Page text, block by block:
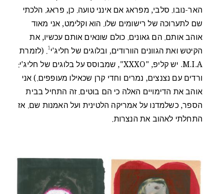
האר-נובו. סלבי, מפראג אם אינני טועה. כן, פראג. הלכתי
שם לתערוכה של רישומים שלו. הוא וקלימט, אני מאוד
אוהב אותם. הם גאונים. כולם שונאים אותם עכשיו, את
הקיטש ואת הגוונים הוורודים, ובלוגים של חליג'י1. (לזמרת
M.I.A. יש קליפ, "XXXO", שמבוסס על בלוגים של חליג'י:
ורדים עם נצנצים, נמרים וחדי קרן שכאילו מעופפים.) אני
אוהב את הדימויים האלה כי הם בוטים. זה התחיל בבית
הספר, כשלמדנו על אמריקה הלטינית ועל האמנות שם. אז
התחלתי לאהוב את הנצרות.